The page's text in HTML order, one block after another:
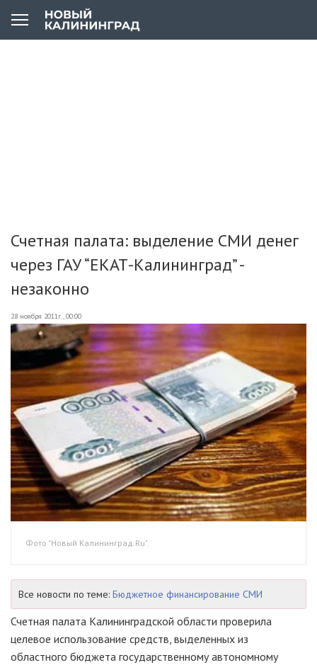
Счетная палата: выделение СМИ денег
через ГАУ “ЕКАТ-Калининград” -
незаконно
28 ноября 2011г., 00:00
Фото "Новый Калининград.Ru".
Все новости по теме: Бюджетное финансирование СМИ
Счетная палата Калининградской области проверила
целевое использование средств, выделенных из
областного бюджета государственному автономному